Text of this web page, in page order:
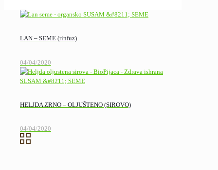
LAN – SEME (rinfuz)
04/04/2020
HELJDA ZRNO – OLJUŠTENO (SIROVO)
04/04/2020